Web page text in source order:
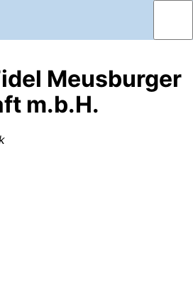
Meusburger
m.b.H.